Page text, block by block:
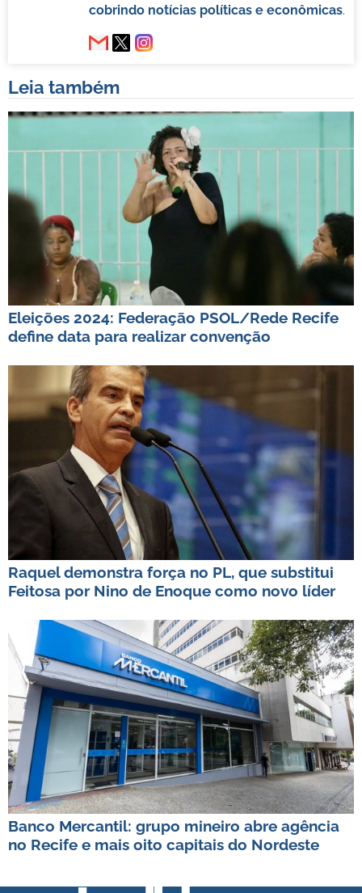
cobrindo notícias políticas e econômicas.
Leia também
Eleições 2024: Federação PSOL/Rede Recife
define data para realizar convenção
Raquel demonstra força no PL, que substitui
Feitosa por Nino de Enoque como novo líder
Banco Mercantil: grupo mineiro abre agência
no Recife e mais oito capitais do Nordeste